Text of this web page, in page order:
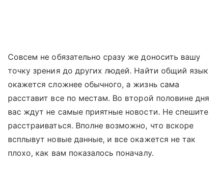
Совсем не обязательно сразу же доносить вашу
точку зрения до других людей. Найти общий язык
окажется сложнее обычного, а жизнь сама
расставит все по местам. Во второй половине дня
вас ждут не самые приятные новости. Не спешите
расстраиваться. Вполне возможно, что вскоре
всплывут новые данные, и все окажется не так
плохо, как вам показалось поначалу.